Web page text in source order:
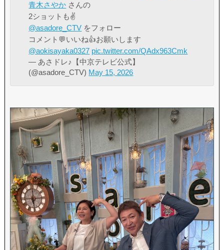
青木さやか さんの
2ショットも✌️
@asadore_CTV をフォロー
コメント💬いいね👍お願いします
@aokisayaka0327 pic.twitter.com/QAdx963Cmk
— あさドレ♪【中京テレビ公式】
(@asadore_CTV) May 15, 2026